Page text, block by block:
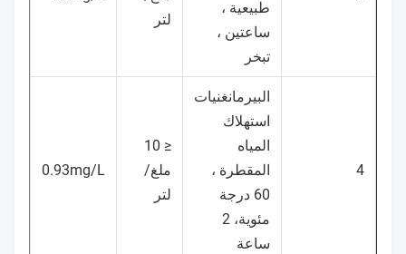
طبيعية ،
ساعتين ،
تبخر
لتر
4
البيرمانغنيات
استهلاك
المياه
المقطرة ،
60 درجة
مئوية، 2
ساعة
≤ 10
ملغ/
لتر
0.93mg/L